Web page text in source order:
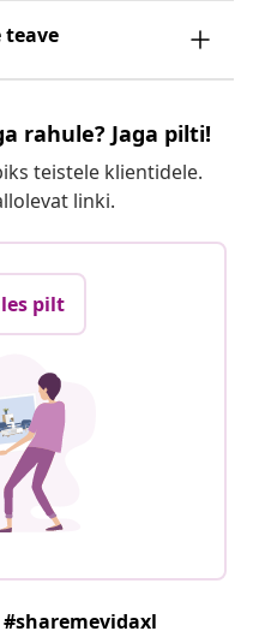
teave
rahule? Jaga pilti!
teistele klientidele.
linki.
pilt